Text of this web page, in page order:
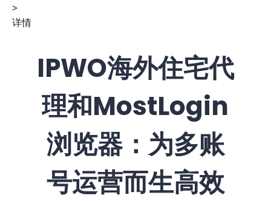
>
详情
IPWO海外住宅代
理和MostLogin
浏览器：为多账
号运营而生高效